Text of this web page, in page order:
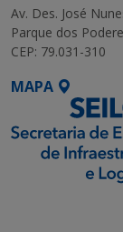
Av. Des. José
Parque dos
CEP: 79.031-310
MAPA